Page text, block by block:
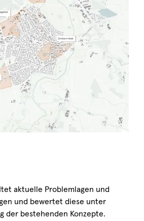
aktuelle Problemlagen und
und bewertet diese unter
der bestehenden Konzepte.